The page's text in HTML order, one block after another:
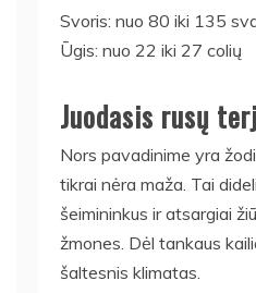
Svoris: nuo 80 iki 135
Ūgis: nuo 22 iki 27 colių
Juodasis rusų
Nors pavadinime yra
tikrai nėra maža. Tai
šeimininkus ir atsargiai
žmones. Dėl tankaus
šaltesnis klimatas.